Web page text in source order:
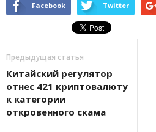
Facebook Twitter
Предыдущая статья
Китайский регулятор
отнес 421 криптовалюту
к категории
откровенного скама